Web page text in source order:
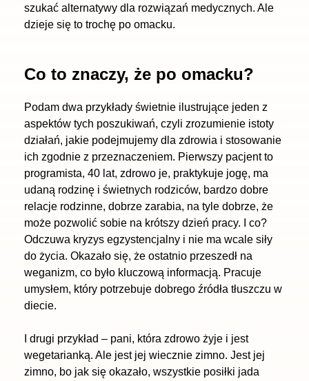
szukać alternatywy dla rozwiązań medycznych. Ale
dzieje się to trochę po omacku.
Co to znaczy, że po omacku?
Podam dwa przykłady świetnie ilustrujące jeden z
aspektów tych poszukiwań, czyli zrozumienie istoty
działań, jakie podejmujemy dla zdrowia i stosowanie
ich zgodnie z przeznaczeniem. Pierwszy pacjent to
programista, 40 lat, zdrowo je, praktykuje jogę, ma
udaną rodzinę i świetnych rodziców, bardzo dobre
relacje rodzinne, dobrze zarabia, na tyle dobrze, że
może pozwolić sobie na krótszy dzień pracy. I co?
Odczuwa kryzys egzystencjalny i nie ma wcale siły
do życia. Okazało się, że ostatnio przeszedł na
weganizm, co było kluczową informacją. Pracuje
umysłem, który potrzebuje dobrego źródła tłuszczu w
diecie.
I drugi przykład – pani, która zdrowo żyje i jest
wegetarianką. Ale jest jej wiecznie zimno. Jest jej
zimno, bo jak się okazało, wszystkie posiłki jada